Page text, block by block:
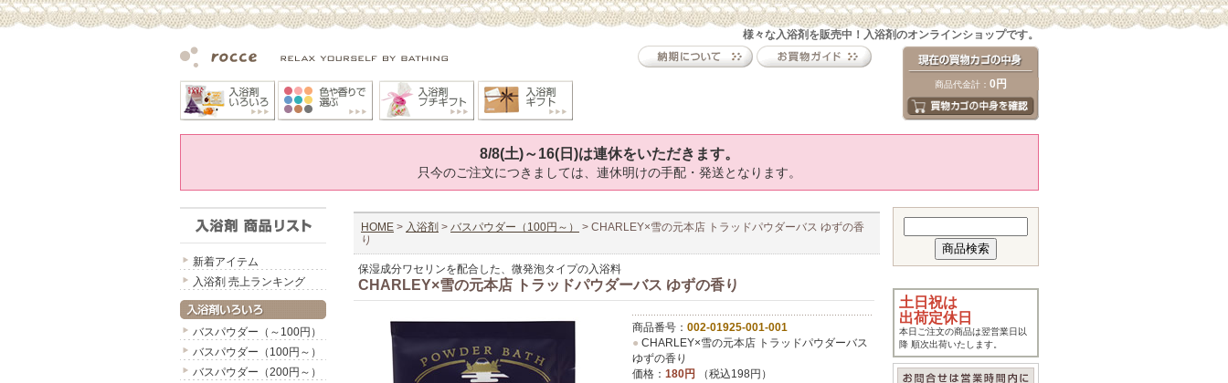
様々な入浴剤を販売中！入浴剤のオンラインショップです。
商品代金計： 0円
8/8(土)～16(日)は連休をいただきます。
只今のご注文につきましては、連休明けの手配・発送となります。
新着アイテム
入浴剤 売上ランキング
バスパウダー（～100円）
バスパウダー（100円～）
バスパウダー（200円～）
HOME > 入浴剤 > バスパウダー（100円～）
> CHARLEY×雪の元本店 トラッドパウダーバス ゆずの香
り
保湿成分ワセリンを配合した、微発泡タイプの入浴料
CHARLEY×雪の元本店 トラッドパウダーバス ゆずの香り
商品番号： 002-01925-001-001
● CHARLEY×雪の元本店 トラッドパウダーバス
ゆずの香り
価格： 180円 （税込198円）
土日祝は
出荷定休日
本日ご注文の商品は翌営業日以
降 順次出荷いたします。